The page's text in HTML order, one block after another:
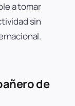
a tomar
sin
de